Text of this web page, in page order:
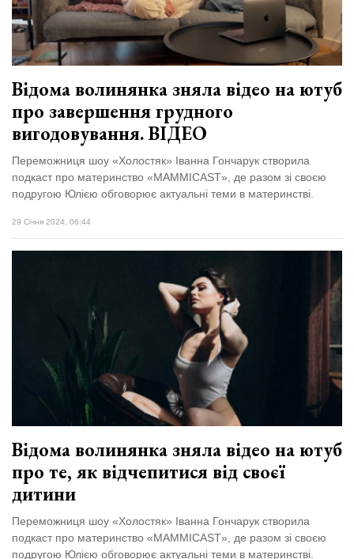
залишив у
Луцьку
три...
27 Липня 2026
725 переглядів
Персона
Лайф
Афіша
ZONE 18+
Відома волинянка зняла відео на ютуб
про завершення грудного
вигодовування. ВІДЕО
Переможниця шоу «Холостяк» Іванна Гончарук створила
подкаст про материнство «MAMMICAST», де разом зі своєю
подругою Юлією обговорює актуальні теми в материнстві.
29 Січня 2024, 06:44
Відома волинянка зняла відео на ютуб
про те, як відчепитися від своєї
дитини
Переможниця шоу «Холостяк» Іванна Гончарук створила
подкаст про материнство «MAMMICAST», де разом зі своєю
подругою Юлією обговорює актуальні теми в материнстві.